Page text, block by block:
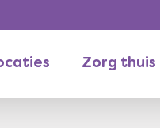
Zorg thuis